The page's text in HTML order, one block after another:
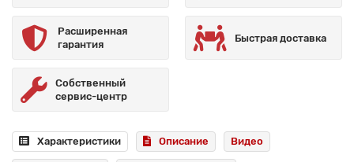
Расширенная
гарантия
Быстрая доставка
Собственный
сервис-центр
Характеристики Описание Видео